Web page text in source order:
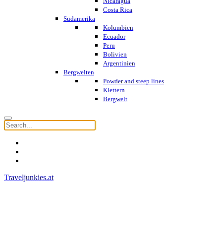
Costa Rica
Südamerika
Kolumbien
Ecuador
Peru
Bolivien
Argentinien
Bergwelten
Powder and steep lines
Klettern
Bergwelt
Traveljunkies.at